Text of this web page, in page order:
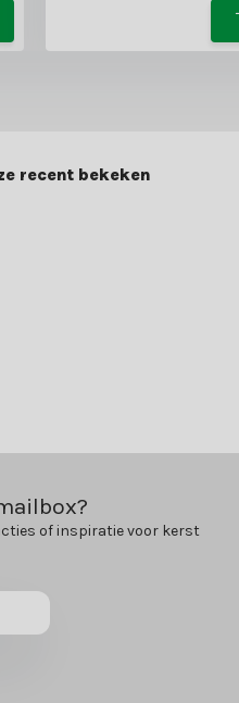
recent bekeken
of inspiratie voor kerst